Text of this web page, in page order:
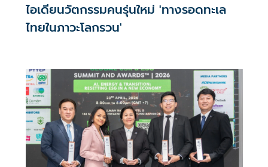
ไอเดียนวัตกรรมคนรุ่นใหม่ 'ทางรอดทะเล
ไทยในภาวะโลกรวน'